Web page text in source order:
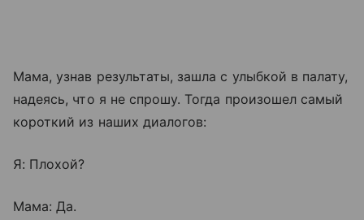
Мама, узнав результаты, зашла с улыбкой в палату,
надеясь, что я не спрошу. Тогда произошел самый
короткий из наших диалогов:
Я: Плохой?
Мама: Да.